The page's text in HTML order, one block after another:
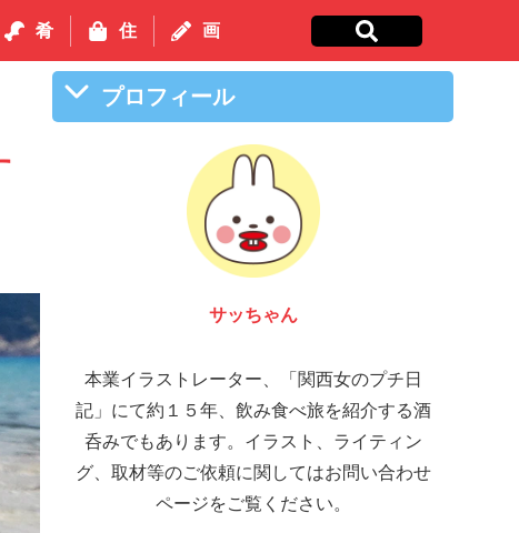
肴 住 画
プロフィール
サッちゃん
本業イラストレーター、「関西女のプチ日
記」にて約１５年、飲み食べ旅を紹介する酒
呑みでもあります。イラスト、ライティン
グ、取材等のご依頼に関してはお問い合わせ
ページをご覧ください。